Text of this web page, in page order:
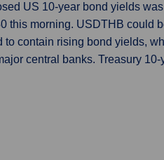
US 10-year bond yields
this morning. USDTHB could
contain rising bond yields,
central banks. Treasury